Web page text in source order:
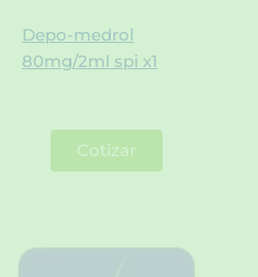
Depo-medrol
80mg/2ml spi x1
Cotizar